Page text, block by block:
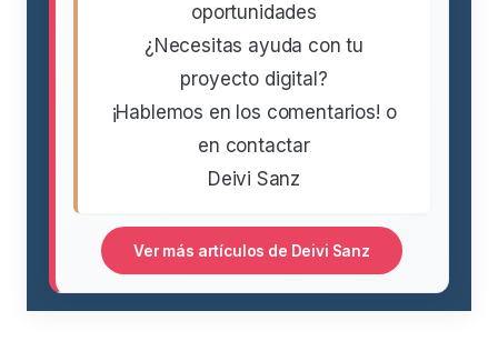
oportunidades
¿Necesitas ayuda con tu
proyecto digital?
¡Hablemos en los comentarios! o
en contactar
Deivi Sanz
Ver más artículos de Deivi Sanz